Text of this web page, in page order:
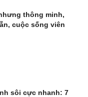
thông minh,
cuộc sống viên
sôi cực nhanh: 7